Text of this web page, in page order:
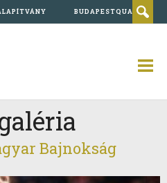
BUDAPESTQUAD
Bajnokság